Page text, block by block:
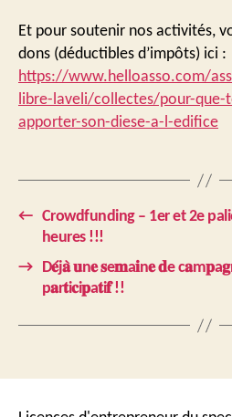
Et pour soutenir nos activités,
dons (déductibles d’impôts) ici :
https://www.helloasso.com/
libre-laveli/collectes/pour-que-
apporter-son-diese-a-l-edifice
← Crowdfunding – 1er et 2e
heures !!!
→
D𝐞́j𝐚̀ 𝐮n𝐞 𝐬e𝐦a𝐢n𝐞 𝐝e
p𝐚r𝐭i𝐜i𝐩a𝐭i𝐟 !!